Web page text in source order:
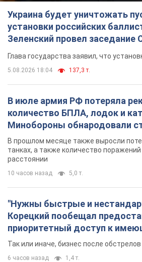
Украина будет уничтожать
установки российских
Зеленский провел заседание
Глава государства заявил, что
5.08.2026 18:04 137,3 т.
В июле армия РФ потеряла
количество БПЛА, лодок и
Минобороны обнародовали
В прошлом месяце также выросли
танках, а также количество
расстоянии
10 часов назад 5,0 т.
"Нужны быстрые и
Корецкий пообещал
приоритетный доступ к
складским помещениям
Так или иначе, бизнес после
6 часов назад 1,4 т.